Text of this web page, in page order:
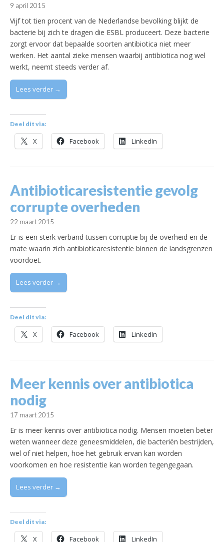
9 april 2015
Vijf tot tien procent van de Nederlandse bevolking blijkt de
bacterie bij zich te dragen die ESBL produceert. Deze bacterie
zorgt ervoor dat bepaalde soorten antibiotica niet meer
werken. Het aantal zieke mensen waarbij antibiotica nog wel
werkt, neemt steeds verder af.
Lees verder →
Deel dit via:
X Facebook LinkedIn
Antibioticaresistentie gevolg
corrupte overheden
22 maart 2015
Er is een sterk verband tussen corruptie bij de overheid en de
mate waarin zich antibioticaresistentie binnen de landsgrenzen
voordoet.
Lees verder →
Deel dit via:
X Facebook LinkedIn
Meer kennis over antibiotica
nodig
17 maart 2015
Er is meer kennis over antibiotica nodig. Mensen moeten beter
weten wanneer deze geneesmiddelen, die bacteriën bestrijden,
wel of niet helpen, hoe het gebruik ervan kan worden
voorkomen en hoe resistentie kan worden tegengegaan.
Lees verder →
Deel dit via:
X Facebook LinkedIn